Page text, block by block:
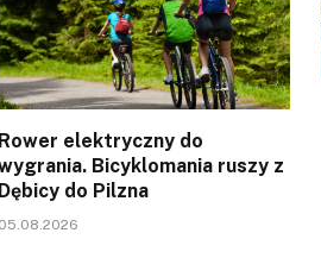
Rower elektryczny do
Bicyklomania ruszy z
Dębicy do Pilzna
05.08.2026